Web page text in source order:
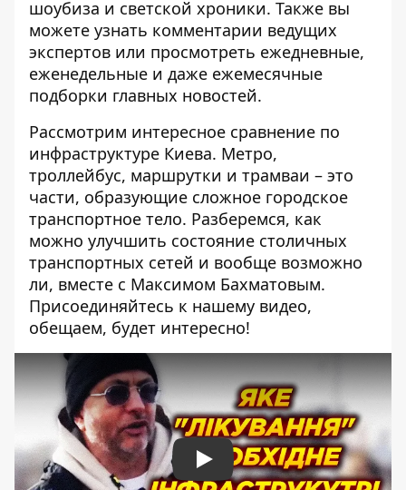
шоубиза и светской хроники. Также вы
можете узнать комментарии ведущих
экспертов или просмотреть ежедневные,
еженедельные и даже ежемесячные
подборки главных новостей.
Рассмотрим интересное сравнение по
инфраструктуре Киева. Метро, ​​
троллейбус, маршрутки и трамваи – это
части, образующие сложное городское
транспортное тело. Разберемся, как
можно улучшить состояние столичных
транспортных сетей и вообще возможно
ли, вместе с Максимом Бахматовым.
Присоединяйтесь к нашему видео,
обещаем, будет интересно!
Play